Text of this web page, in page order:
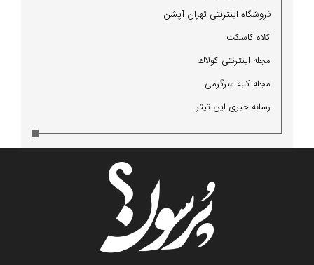
فروشگاه اینترنتی تهران آپشن
كلاه كاسكت
مجله اینترنتی كولاك
مجله كلبه سرگرمی
رسانه خبری این تیتر